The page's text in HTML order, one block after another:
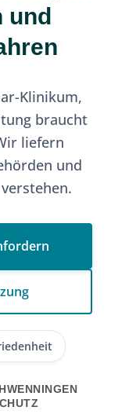
und
Klinikum,
braucht
liefern
und